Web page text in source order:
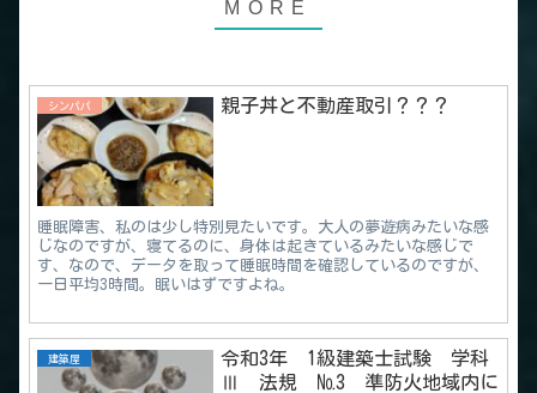
シンパパ 親子丼と不動産取引？？？
睡眠障害、私のは少し特別見たいです。大人の夢遊病みたいな感
じなのですが、寝てるのに、身体は起きているみたいな感じで
す、なので、データを取って睡眠時間を確認しているのですが、
一日平均3時間。眠いはずですよね。
建築屋
令和3年 1級建築士試験 学科
Ⅲ 法規 №3 準防火地域内に